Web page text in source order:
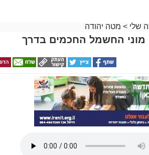
שלי > מטה יהודה
מוני החשמל החכמים בדרך